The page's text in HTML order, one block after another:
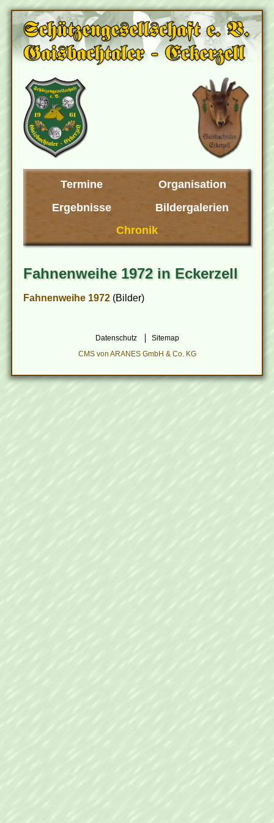
Termine
Organisation
Ergebnisse
Bildergalerien
Chronik
Fahnenweihe 1972 in Eckerzell
Fahnenweihe 1972(Bilder)
Datenschutz
Sitemap
CMS von ARANES GmbH & Co. KG